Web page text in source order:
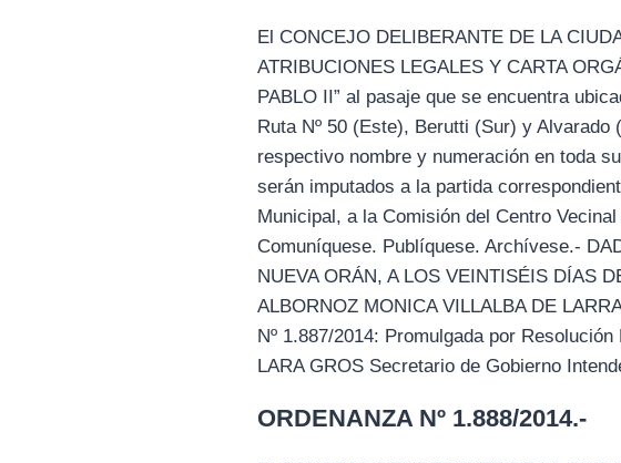
El CONCEJO DELIBERANTE DE LA
ATRIBUCIONES LEGALES Y CARTA
PABLO II” al pasaje que se encuentra
Ruta Nº 50 (Este), Berutti (Sur) y
respectivo nombre y numeración en toda
serán imputados a la partida
Municipal, a la Comisión del Centro
Comuníquese. Publíquese. Archívese.-
NUEVA ORÁN, A LOS VEINTISÉIS DÍAS
ALBORNOZ MONICA VILLALBA DE
Nº 1.887/2014: Promulgada por
LARA GROS Secretario de Gobierno
ORDENANZA Nº 1.888/2014.-